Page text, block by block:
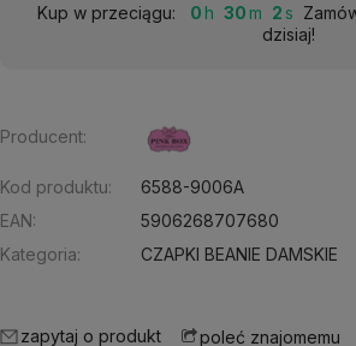
Kup w przeciągu: 0 29 59
dzisiaj!
Producent:
Kod produktu:
6588-9006A
EAN:
5906268707680
Kategoria:
CZAPKI BEANIE DAMSKIE
zapytaj o produkt poleć znajomemu